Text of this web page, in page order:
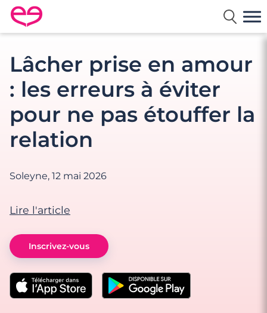
Rencontre en France avec Meetic
Lâcher prise en amour
: les erreurs à éviter
pour ne pas étouffer la
relation
Soleyne, 12 mai 2026
Lire l'article
Inscrivez-vous